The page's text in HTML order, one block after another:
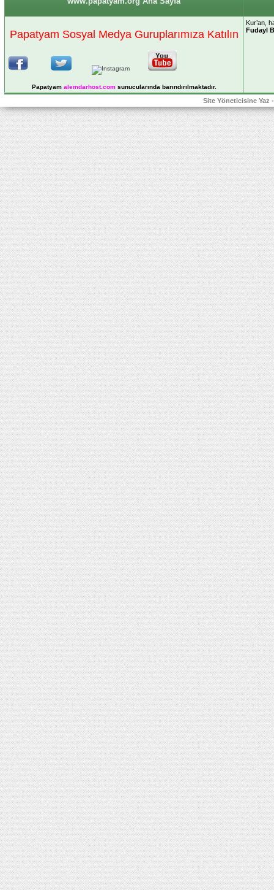
Papatyam Sosyal Medya Guruplarımıza Katılın
Papatyam alemdarhost.comsunucularında barındırılmaktadır.
Kur’an,
Fudayl
Site Yöneticisine Yaz